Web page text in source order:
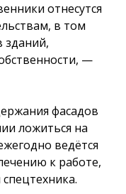
отнесутся
в том
зданий,
—
фасадов
ложиться на
ведётся
к работе,